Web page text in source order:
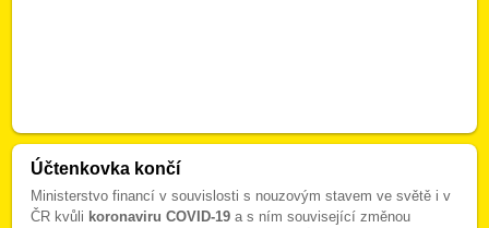
Účtenkovka končí
Ministerstvo financí v souvislosti s nouzovým stavem ve světě i v
ČR kvůli koronaviru COVID-19 a s ním související změnou